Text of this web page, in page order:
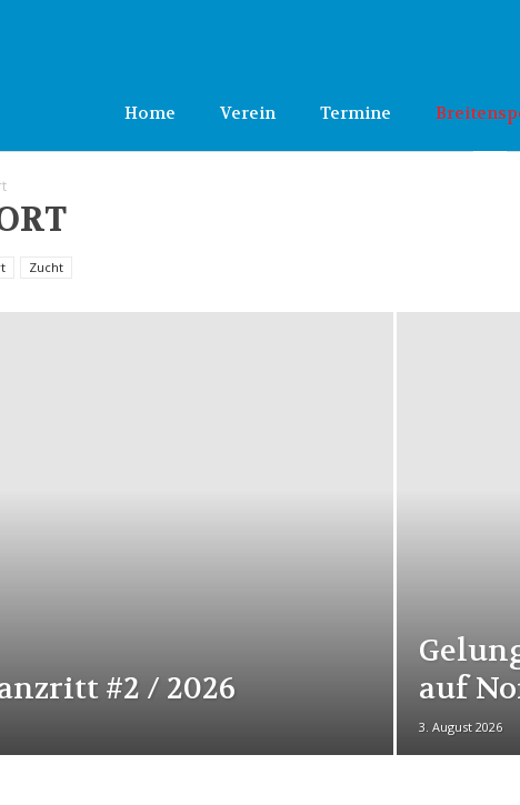
Home Verein Termine
Zucht
#2 / 2026
auf
3. August 2026